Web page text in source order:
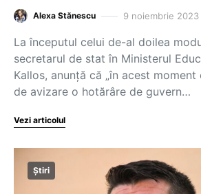
Alexa Stănescu 9 noiembrie 2023
La începutul celui de-al doilea
secretarul de stat în Ministerul
Kallos, anunță că „în acest
de avizare o hotărâre de guvern…
Vezi articolul
Știri